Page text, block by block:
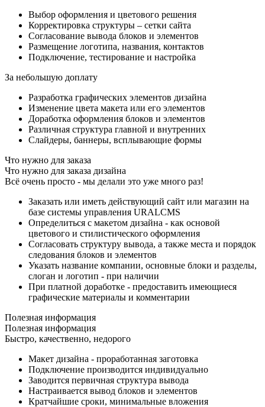
Выбор оформления и цветового решения
Корректировка структуры – сетки сайта
Согласование вывода блоков и элементов
Размещение логотипа, названия, контактов
Подключение, тестирование и настройка
За небольшую доплату
Разработка графических элементов дизайна
Изменение цвета макета или его элементов
Доработка оформления блоков и элементов
Различная структура главной и внутренних
Слайдеры, баннеры, всплывающие формы
Что нужно для заказа
Что нужно для заказа дизайна
Всё очень просто - мы делали это уже много раз!
Заказать или иметь действующий сайт или магазин на
базе системы управления URALCMS
Определиться с макетом дизайна - как основой
цветового и стилистического оформления
Согласовать структуру вывода, а также места и порядок
следования блоков и элементов
Указать название компании, основные блоки и разделы,
слоган и логотип - при наличии
При платной доработке - предоставить имеющиеся
графические материалы и комментарии
Полезная информация
Полезная информация
Быстро, качественно, недорого
Макет дизайна - проработанная заготовка
Подключение производится индивидуально
Заводится первичная структура вывода
Настраивается вывод блоков и элементов
Кратчайшие сроки, минимальные вложения